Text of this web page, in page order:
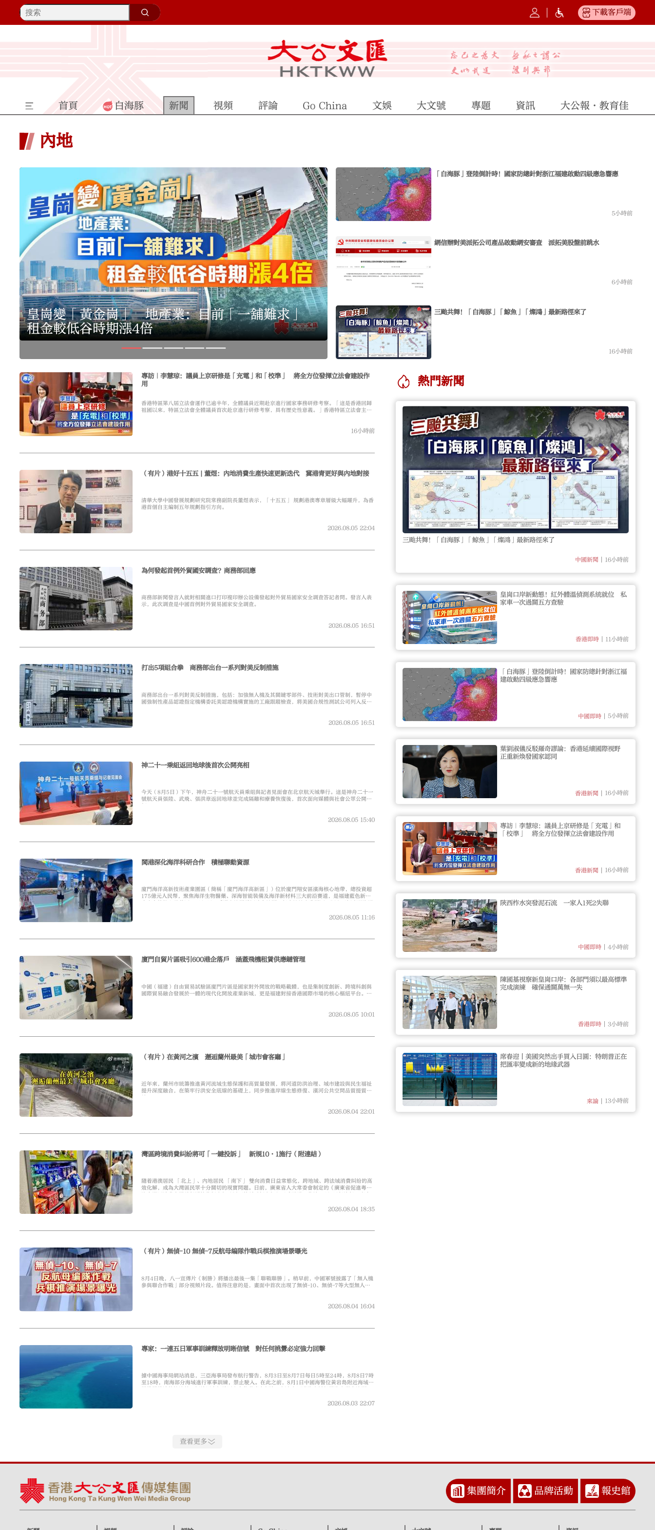
下載客戶端
大公文匯
首頁 白海豚 新聞 視頻 評論 Go China 文娛 大文號 專題 資訊 大公報·教育佳
內地
皇崗變「黃金崗」 地產業：目前「一舖難求」
租金較低谷時期漲4倍
「白海豚」登陸倒計時！國家防總針對浙江福建啟動四級應急響應
5小時前
網信辦對美派拓公司產品啟動網安審查 派拓美股盤前跳水
6小時前
三颱共舞！「白海豚」「鯨魚」「燦鴻」最新路徑來了
16小時前
專訪｜李慧琼：議員上京研修是「充電」和「校準」 將全方位發揮立法會建設作
用
香港特區第八屆立法會運作已逾半年，全體議員近期赴京進行國家事務研修考察。「這是香港回歸
祖國以來，特區立法會全體議員首次赴京進行研修考察，具有歷史性意義。」香港特區立法會主席
16小時前
（有片）港好十五五 | 董煜：內地消費生產快速更新迭代 冀港青更好與內地對接
清華大學中國發展規劃研究院常務副院長董煜表示，「十五五」 規劃港澳專章層級大幅躍升，為香
港首個自主編制五年規劃指引方向。
2026.08.05 22:04
為何發起首例外貿國安調查？商務部回應
商務部新聞發言人就對相關進口打印複印辦公設備發起對外貿易國家安全調查答記者問。發言人表
示，此次調查是中國首例對外貿易國家安全調查。
2026.08.05 16:51
打出5項組合拳 商務部出台一系列對美反制措施
商務部出台一系列對美反制措施，包括：加強無人機及其關鍵零部件、技術對美出口管制，暫停中
國強制性產品認證指定機構委託美認證機構實施的工廠跟蹤檢查，將美國合規性測試公司列入反制
2026.08.05 16:51
神二十一乘組返回地球後首次公開亮相
今天（8月5日）下午，神舟二十一號航天員乘組與記者見面會在北京航天城舉行。這是神舟二十一
號航天員張陸、武飛、張洪章返回地球並完成隔離和療養恢復後，首次面向媒體與社會公眾公開亮
相。
2026.08.05 15:40
閩港深化海洋科研合作 積極聯動資源
廈門海洋高新技術產業園區（簡稱「廈門海洋高新區」）位於廈門翔安區濱海核心地帶，總投資超
175億元人民幣，聚焦海洋生物醫藥、深海智能裝備及海洋新材料三大前沿賽道，是福建藍色新質
2026.08.05 11:16
廈門自貿片區吸引600港企落戶 涵蓋飛機租賃供應鏈管理
中國（福建）自由貿易試驗區廈門片區是國家對外開放的戰略載體，也是集制度創新、跨境科創與
國際貿易融合發展於一體的現代化開放產業新城，更是福建對接香港國際市場的核心樞紐平台。8
2026.08.05 10:01
（有片）在黃河之濱 邂逅蘭州最美「城市會客廳」
近年來，蘭州市統籌推進黃河流域生態保護和高質量發展，將河道防洪治理、城市建設與民生福祉
提升深度融合，在築牢行洪安全底線的基礎上，同步推進岸線生態修復、濱河公共空間品質提質增
效。
2026.08.04 22:01
灣區跨境消費糾紛將可「一鍵投訴」 新規10·1施行（附連結）
隨着港澳居民 「北上」、內地居民 「南下」 雙向消費日益常態化，跨地域、跨法域消費糾紛的高
效化解，成為大灣區民眾十分關切的現實問題。日前，廣東省人大常委會制定的《廣東省促進粵港
可在糾紛發生地或是居住地，通過粵港澳大灣區消費投訴轉辦平台一鍵提交維權訴求，免去跨城跨
2026.08.04 18:35
（有片）無偵-10 無偵-7反航母編隊作戰兵棋推演場景曝光
8月4日晚，八一宣傳片《制勝》將播出最後一集「聯戰聯勝」。稍早前，中國軍號披露了「無人機
參與聯合作戰」部分視頻片段。值得注意的是，畫面中首次出現了無偵-10、無偵-7等大型無人機
2026.08.04 16:04
專家：一連五日軍事訓練釋放明晰信號 對任何挑釁必定強力回擊
據中國海事局網站消息，三亞海事局發布航行警告，8月3日至8月7日每日5時至24時，8月8日7時
至18時，南海部分海域進行軍事訓練，禁止駛入。在此之前，8月1日中國海警位黃岩島附近海域組
織維權執法管控演練，解放軍南部戰區亦在位黃岩島領海、領空和周邊海空域組織海空聯合演訓；
2026.08.03 22:07
查看更多
熱門新聞
三颱共舞！「白海豚」「鯨魚」「燦鴻」最新路徑來了
中國新聞 16小時前
皇崗口岸新動態！紅外體溫偵測系統就位 私
家車一次過關五方查驗
香港即時 11小時前
「白海豚」登陸倒計時！國家防總針對浙江福
建啟動四級應急響應
中國即時 5小時前
葉劉淑儀反駁羅奇謬論：香港延續國際視野
正重新煥發國家認同
香港新聞 16小時前
專訪｜李慧琼：議員上京研修是「充電」和
「校準」 將全方位發揮立法會建設作用
香港新聞 16小時前
陝西柞水突發泥石流 一家人1死2失聯
中國即時 4小時前
陳國基視察新皇崗口岸：各部門須以最高標準
完成演練 確保通關萬無一失
香港即時 3小時前
席春迎丨美國突然出手買入日圓：特朗普正在
把匯率變成新的地緣武器
來論 13小時前
集團簡介 品牌活動 報史館